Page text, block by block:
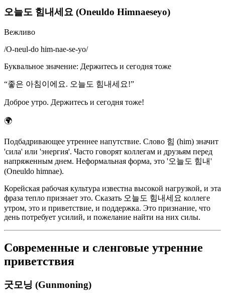
오늘도 힘내세요 (Oneuldo Himnaeseyo)
Вежливо
/O-neul-do him-nae-se-yo/
Буквальное значение: Держитесь и сегодня тоже
“좋은 아침이에요. 오늘도 힘내세요!”
Доброе утро. Держитесь и сегодня тоже!
🌍
Подбадривающее утреннее напутствие. Слово 힘 (him) значит
'сила' или 'энергия'. Часто говорят коллегам и друзьям перед
напряженным днем. Неформальная форма, это '오늘도 힘내'
(Oneuldo himnae).
Корейская рабочая культура известна высокой нагрузкой, и эта
фраза тепло признает это. Сказать 오늘도 힘내세요 коллеге
утром, это и приветствие, и поддержка. Это признание, что
день потребует усилий, и пожелание найти на них силы.
Современные и сленговые утренние
приветствия
굿모닝 (Gunmoning)